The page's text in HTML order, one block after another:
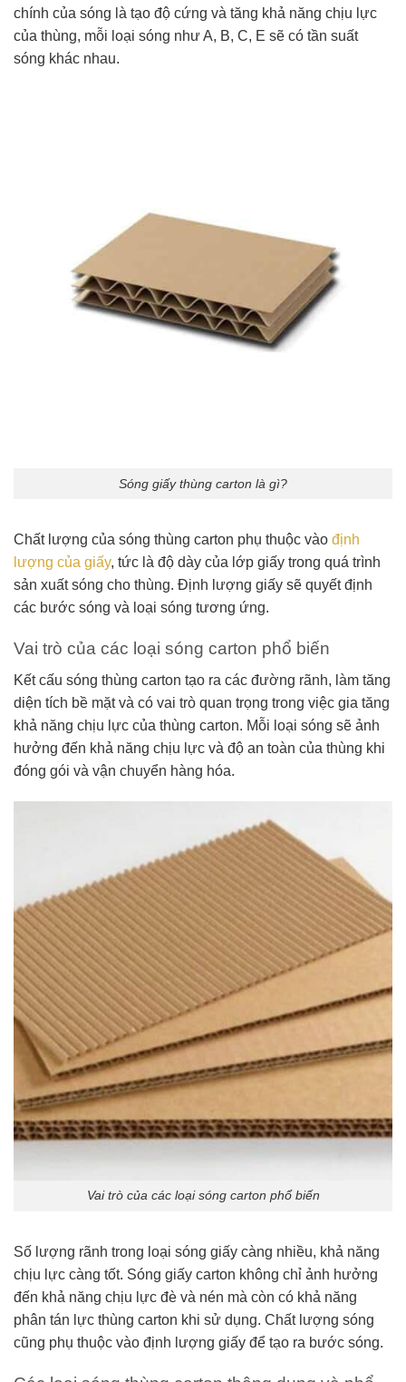
chính của sóng là tạo độ cứng và tăng khả năng chịu lực
của thùng, mỗi loại sóng như A, B, C, E sẽ có tần suất
sóng khác nhau.
Sóng giấy thùng carton là gì?
Chất lượng của sóng thùng carton phụ thuộc vào định
lượng của giấy, tức là độ dày của lớp giấy trong quá trình
sản xuất sóng cho thùng. Định lượng giấy sẽ quyết định
các bước sóng và loại sóng tương ứng.
Vai trò của các loại sóng carton phổ biến
Kết cấu sóng thùng carton tạo ra các đường rãnh, làm tăng
diện tích bề mặt và có vai trò quan trọng trong việc gia tăng
khả năng chịu lực của thùng carton. Mỗi loại sóng sẽ ảnh
hưởng đến khả năng chịu lực và độ an toàn của thùng khi
đóng gói và vận chuyển hàng hóa.
Vai trò của các loại sóng carton phổ biến
Số lượng rãnh trong loại sóng giấy càng nhiều, khả năng
chịu lực càng tốt. Sóng giấy carton không chỉ ảnh hưởng
đến khả năng chịu lực đè và nén mà còn có khả năng
phân tán lực thùng carton khi sử dụng. Chất lượng sóng
cũng phụ thuộc vào định lượng giấy để tạo ra bước sóng.